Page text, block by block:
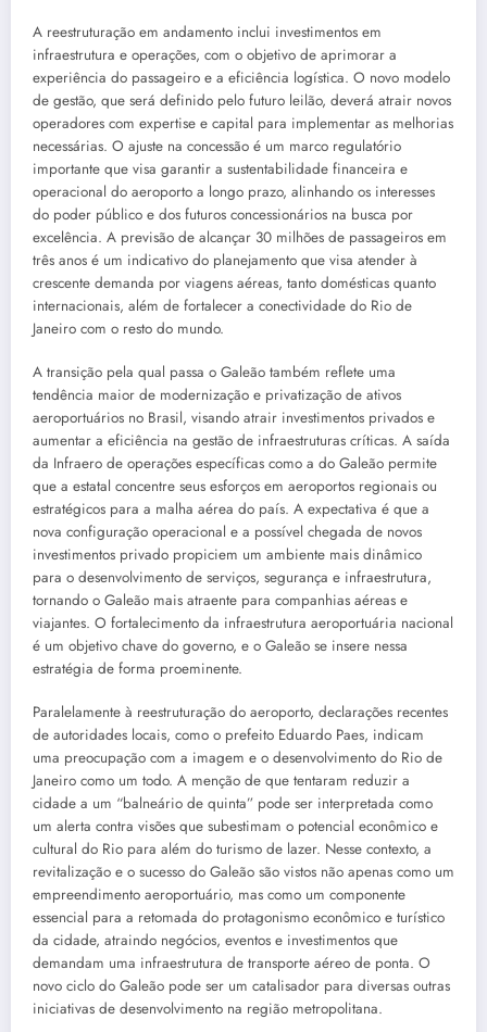
A reestruturação em andamento inclui investimentos em
infraestrutura e operações, com o objetivo de aprimorar a
experiência do passageiro e a eficiência logística. O novo modelo
de gestão, que será definido pelo futuro leilão, deverá atrair novos
operadores com expertise e capital para implementar as melhorias
necessárias. O ajuste na concessão é um marco regulatório
importante que visa garantir a sustentabilidade financeira e
operacional do aeroporto a longo prazo, alinhando os interesses
do poder público e dos futuros concessionários na busca por
excelência. A previsão de alcançar 30 milhões de passageiros em
três anos é um indicativo do planejamento que visa atender à
crescente demanda por viagens aéreas, tanto domésticas quanto
internacionais, além de fortalecer a conectividade do Rio de
Janeiro com o resto do mundo.
A transição pela qual passa o Galeão também reflete uma
tendência maior de modernização e privatização de ativos
aeroportuários no Brasil, visando atrair investimentos privados e
aumentar a eficiência na gestão de infraestruturas críticas. A saída
da Infraero de operações específicas como a do Galeão permite
que a estatal concentre seus esforços em aeroportos regionais ou
estratégicos para a malha aérea do país. A expectativa é que a
nova configuração operacional e a possível chegada de novos
investimentos privado propiciem um ambiente mais dinâmico
para o desenvolvimento de serviços, segurança e infraestrutura,
tornando o Galeão mais atraente para companhias aéreas e
viajantes. O fortalecimento da infraestrutura aeroportuária nacional
é um objetivo chave do governo, e o Galeão se insere nessa
estratégia de forma proeminente.
Paralelamente à reestruturação do aeroporto, declarações recentes
de autoridades locais, como o prefeito Eduardo Paes, indicam
uma preocupação com a imagem e o desenvolvimento do Rio de
Janeiro como um todo. A menção de que tentaram reduzir a
cidade a um “balneário de quinta” pode ser interpretada como
um alerta contra visões que subestimam o potencial econômico e
cultural do Rio para além do turismo de lazer. Nesse contexto, a
revitalização e o sucesso do Galeão são vistos não apenas como um
empreendimento aeroportuário, mas como um componente
essencial para a retomada do protagonismo econômico e turístico
da cidade, atraindo negócios, eventos e investimentos que
demandam uma infraestrutura de transporte aéreo de ponta. O
novo ciclo do Galeão pode ser um catalisador para diversas outras
iniciativas de desenvolvimento na região metropolitana.